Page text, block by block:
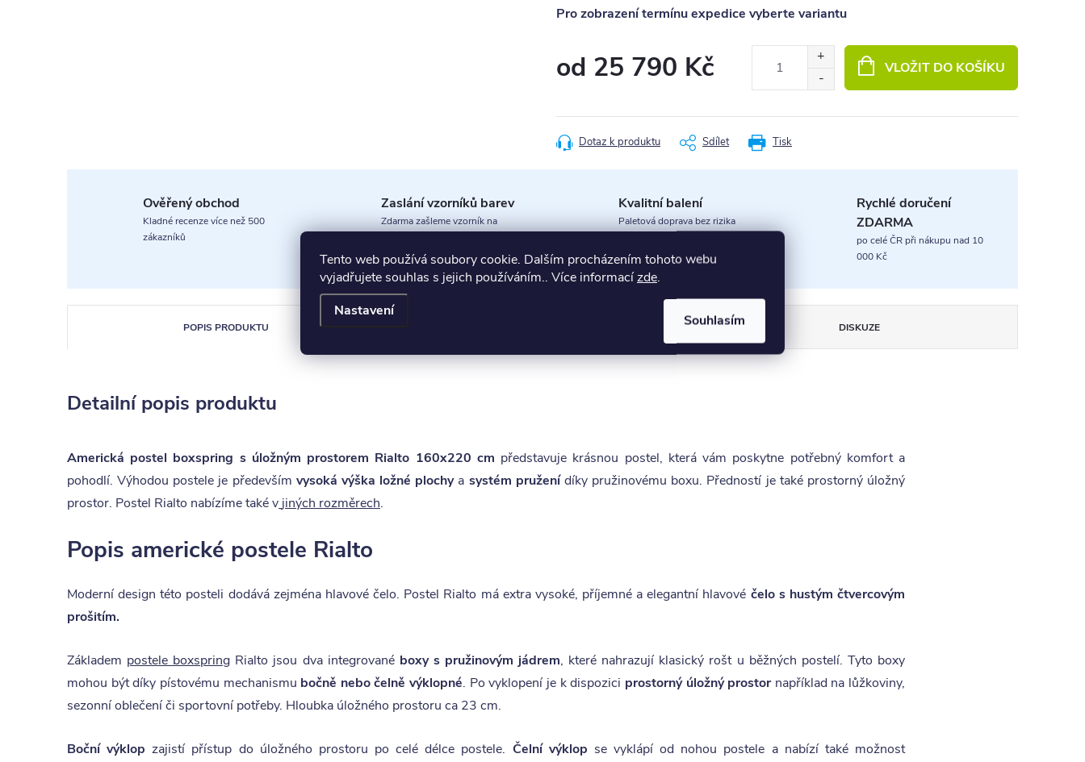
Tento web používá soubory cookie. Dalším procházením tohoto webu
vyjadřujete souhlas s jejich používáním.. Více informacízde.
Nastavení
Souhlasím
Pro zobrazení termínu expedice vyberte variantu
od 25 790 Kč VLOŽIT DO KOŠÍKU
Tisk
Dotaz k produktu Sdílet
Ověřený obchod
Kladné recenze více než 500
zákazníků
Zaslání vzorníků barev
Zdarma zašleme vzorník na
Kvalitní balení
Paletová doprava bez rizika
Rychlé doručení
ZDARMA
po celé ČR při nákupu nad 10
000 Kč
POPIS PRODUKTU DISKUZE
Detailní popis produktu
Americká postel boxspring s úložným prostorem Rialto 160x220 cm představuje krásnou postel, která vám poskytne potřebný komfort a
pohodlí. Výhodou postele je především vysoká výška ložné plochya systém pruženídíky pružinovému boxu. Předností je také prostorný úložný
prostor. Postel Rialto nabízíme také v jiných rozměrech.
Popis americké postele Rialto
Moderní design této posteli dodává zejména hlavové čelo. Postel Rialto má extra vysoké, příjemné a elegantní hlavové čelo s hustým čtvercovým
prošitím.
Základem postele boxspring Rialto jsou dva integrované boxy s pružinovým jádrem, které nahrazují klasický rošt u běžných postelí. Tyto boxy
mohou být díky pístovému mechanismu bočně nebo čelně výklopné. Po vyklopení je k dispozici prostorný úložný prostor například na lůžkoviny,
sezonní oblečení či sportovní potřeby. Hloubka úložného prostoru ca 23 cm.
Boční výklop zajistí přístup do úložného prostoru po celé délce postele. Čelní výklop se vyklápí od nohou postele a nabízí také možnost